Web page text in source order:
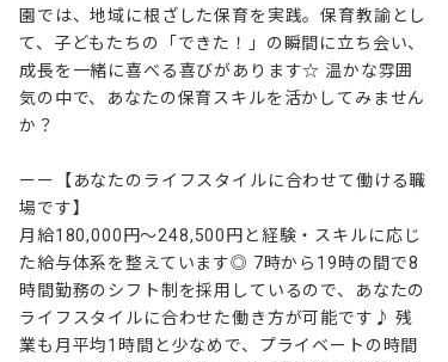
園では、地域に根ざした保育を実践。保育教諭とし
て、子どもたちの「できた！」の瞬間に立ち会い、
成長を一緒に喜べる喜びがあります☆ 温かな雰囲
気の中で、あなたの保育スキルを活かしてみません
か？
ーー【あなたのライフスタイルに合わせて働ける職
場です】
月給180,000円～248,500円と経験・スキルに応じ
た給与体系を整えています◎ 7時から19時の間で8
時間勤務のシフト制を採用しているので、あなたの
ライフスタイルに合わせた働き方が可能です♪ 残
業も月平均1時間と少なめで、プライベートの時間